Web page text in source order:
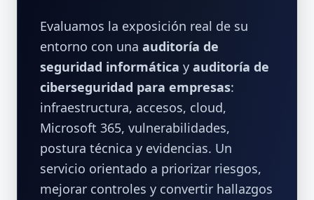
Evaluamos la exposición real de su
entorno con una auditoría de
seguridad informática y auditoría de
ciberseguridad para empresas:
infraestructura, accesos, cloud,
Microsoft 365, vulnerabilidades,
postura técnica y evidencias. Un
servicio orientado a priorizar riesgos,
mejorar controles y convertir hallazgos